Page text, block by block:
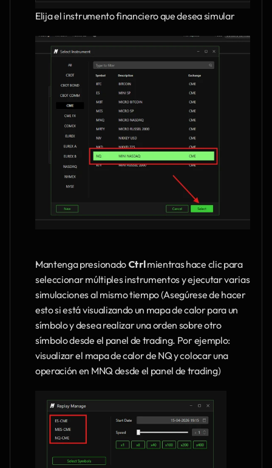
Elija el instrumento financiero que desea simular
Mantenga presionado Ctrl mientras hace clic para
seleccionar múltiples instrumentos y ejecutar varias
simulaciones al mismo tiempo (Asegúrese de hacer
esto si está visualizando un mapa de calor para un
símbolo y desea realizar una orden sobre otro
símbolo desde el panel de trading. Por ejemplo:
visualizar el mapa de calor de NQ y colocar una
operación en MNQ desde el panel de trading)